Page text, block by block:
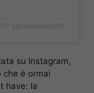
su Instagram,
che è ormai
have: la